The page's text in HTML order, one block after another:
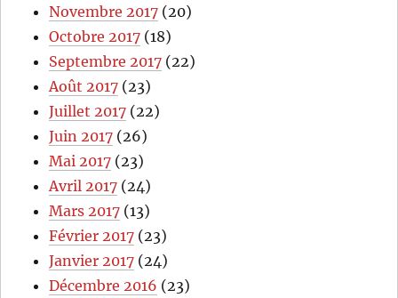
Novembre 2017 (20)
Octobre 2017 (18)
Septembre 2017 (22)
Août 2017 (23)
Juillet 2017 (22)
Juin 2017 (26)
Mai 2017 (23)
Avril 2017 (24)
Mars 2017 (13)
Février 2017 (23)
Janvier 2017 (24)
Décembre 2016 (23)